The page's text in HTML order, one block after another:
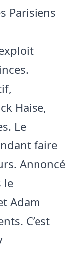
Parisiens
Haise,
Le
faire
Annoncé
le
Adam
C’est